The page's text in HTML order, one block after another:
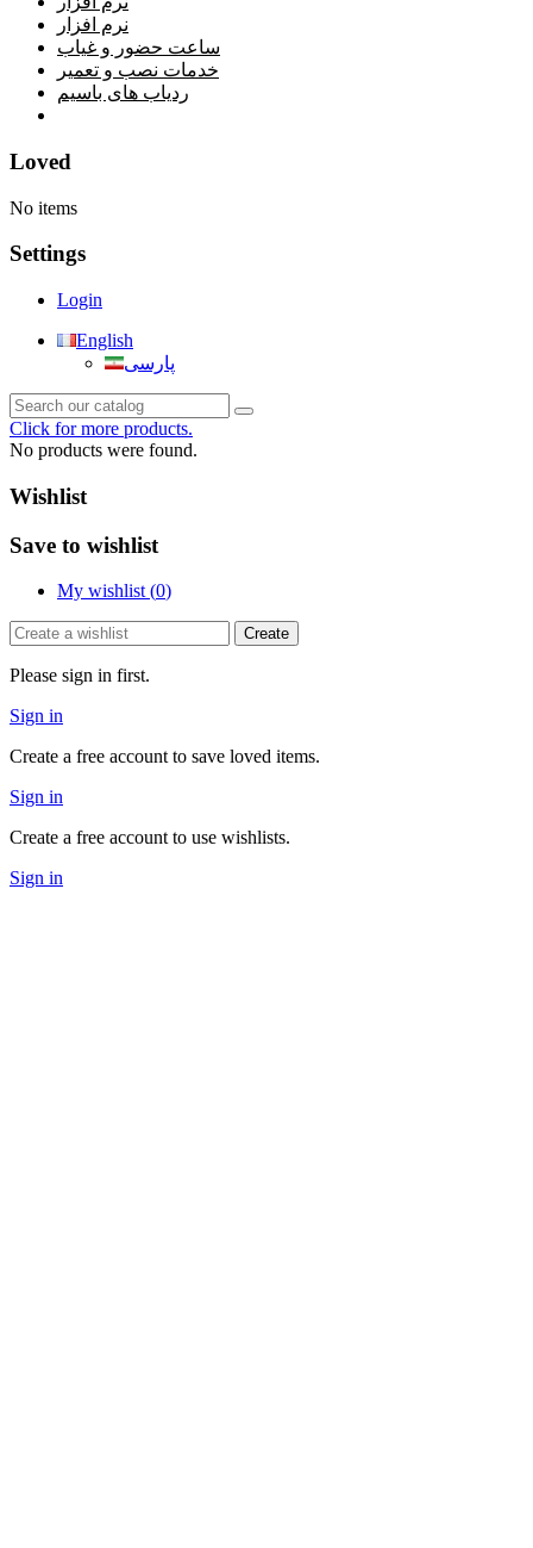
نرم افزار
ساعت حضور و غیاب
خدمات نصب و تعمیر
ردیاب های باسیم
Loved
No items
Settings
Login
English
پارسی
Click for more products.
No products were found.
Wishlist
Save to wishlist
My wishlist (0)
Create
Please sign in first.
Sign in
Create a free account to save loved items.
Sign in
Create a free account to use wishlists.
Sign in